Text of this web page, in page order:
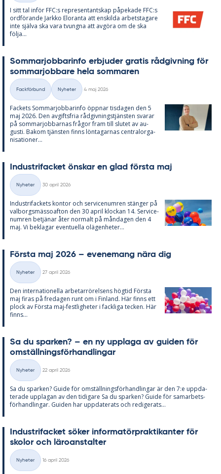
I sitt tal in­för FFC:s re­pre­sen­tant­skap på­pe­ka­de FFC:s
ord­fö­ran­de Jark­ko Elo­ran­ta att en­skil­da ar­bets­ta­ga­re
inte själva ska vara tvung­na att av­gö­ra om de ska
följa...
Som­mar­job­ba­rin­fo er­bju­der gra­tis råd­giv­ning för
som­mar­job­ba­re hela som­ma­ren
Kategorier
Fackförbund Nyheter
4 maj 2026
Fac­kets Som­mar­job­ba­rin­fo öpp­nar tis­da­gen den 5
maj 2026. Den av­gifts­fria råd­giv­nings­tjäns­ten sva­rar
på som­mar­job­bar­nas frå­gor fram till slu­tet av au­
gusti. Bakom tjäns­ten fin­ns lön­ta­gar­nas cen­tral­or­ga­
ni­sa­tio­ner...
In­du­stri­fac­ket öns­kar en glad förs­ta maj
Kategorier
Nyheter
30 april 2026
In­du­stri­fac­kets kon­tor och ser­vice­num­ren stäng­er på
val­borgs­mäs­so­af­ton den 30 april kloc­kan 14. Ser­vice­
num­ren be­tjä­nar åter nor­malt på mån­da­gen den 4
maj. Vi be­kla­gar even­tu­el­la olä­gen­he­ter...
Förs­ta maj 2026 – eve­ne­mang nära dig
Kategorier
Nyheter
27 april 2026
Den in­ter­na­tio­nel­la ar­be­tar­rö­rel­sens hög­tid Förs­ta
maj fi­ras på fre­da­gen runt om i Fin­land. Här fin­ns ett
plock av Förs­ta maj-fest­lig­he­ter i fack­li­ga tec­ken. Här
fin­ns...
Sa du spar­ken? – en ny upp­laga av gui­den för
om­ställ­nings­för­hand­ling­ar
Kategorier
Nyheter
22 april 2026
Sa du spar­ken? Guide för om­ställ­nings­för­hand­ling­ar är den 7:e upp­da­
te­ra­de upp­la­gan av den ti­di­ga­re Sa du spar­ken? Guide för sam­ar­bets­
för­hand­ling­ar. Gui­den har upp­da­te­ra­ts och re­di­ge­ra­ts...
In­du­stri­fac­ket sö­ker in­for­ma­törprak­ti­kan­ter för
sko­lor och läro­an­stal­ter
Kategorier
Nyheter
16 april 2026